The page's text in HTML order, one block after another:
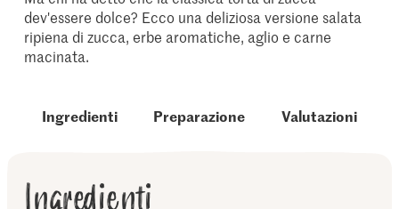
dev'essere dolce? Ecco una deliziosa versione salata
ripiena di zucca, erbe aromatiche, aglio e carne
macinata.
Ingredienti Preparazione Valutazioni